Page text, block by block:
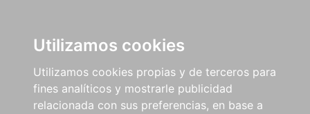
Utilizamos cookies
Utilizamos cookies propias y de terceros para
fines analíticos y mostrarle publicidad
relacionada con sus preferencias, en base a